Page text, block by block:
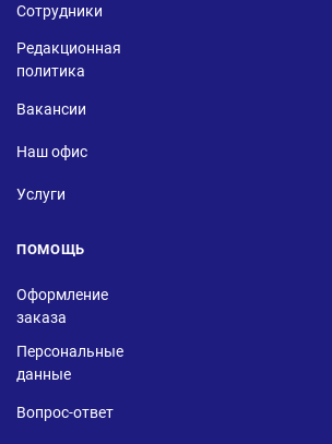
Сотрудники
Редакционная
политика
Вакансии
Наш офис
Услуги
ПОМОЩЬ
Оформление
заказа
Персональные
данные
Вопрос-ответ